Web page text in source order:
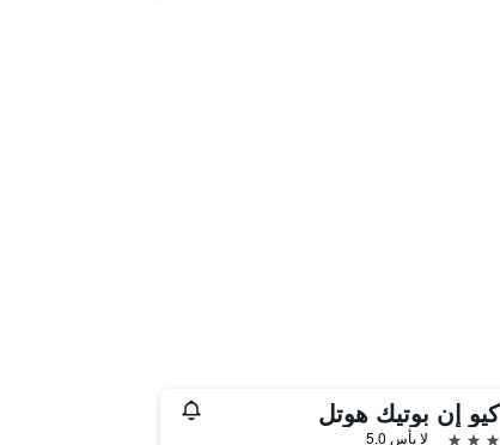
كيو إن بوتيك هوتل
3 نجوم لا بأس 5.0